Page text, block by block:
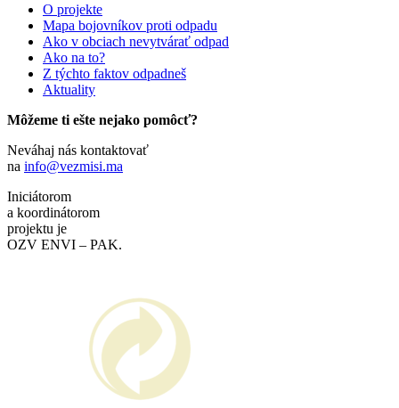
O projekte
Mapa bojovníkov proti odpadu
Ako v obciach nevytvárať odpad
Ako na to?
Z týchto faktov odpadneš
Aktuality
Môžeme ti ešte nejako pomôcť?
Neváhaj nás kontaktovať
na info@vezmisi.ma
Iniciátorom
a koordinátorom
projektu je
OZV ENVI – PAK.